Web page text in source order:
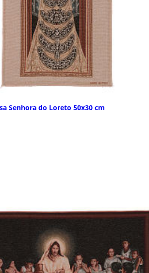
Senhora do Loreto 50x30 cm